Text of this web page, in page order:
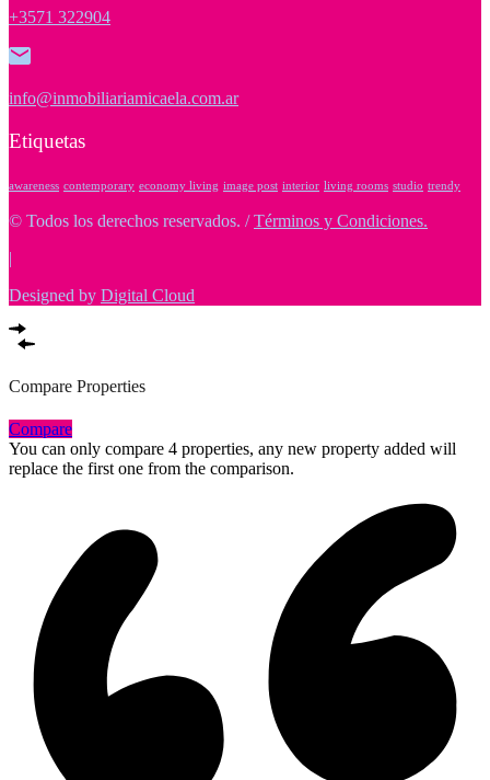
+3571 322904
info@inmobiliariamicaela.com.ar
Etiquetas
awareness contemporary economy living image post interior living rooms studio trendy
© Todos los derechos reservados. /Términos y Condiciones.
|
Designed by Digital Cloud
Compare Properties
Compare
You can only compare 4 properties, any new property added will
replace the first one from the comparison.